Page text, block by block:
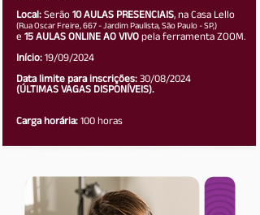
Local: Serão 10 AULAS PRESENCIAIS, na Casa Lello
(Rua Oscar Freire, 667 - Jardim Paulista, São Paulo - SP,)
e 15 AULAS ONLINE AO VIVO pela ferramenta ZOOM.
Início: 19/09/2024
Data limite para inscrições: 30/08/2024
(ÚLTIMAS VAGAS DISPONÍVEIS).
Carga horária: 100 horas